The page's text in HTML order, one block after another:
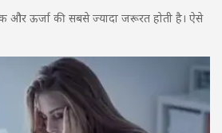
और ऊर्जा की सबसे ज्यादा जरूरत होती है। ऐसे